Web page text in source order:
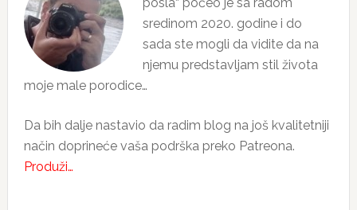
sredinom 2020. godine i do
sada ste mogli da vidite da na
njemu predstavljam stil života
moje male porodice…
Da bih dalje nastavio da radim blog na još kvalitetniji
način doprineće vaša podrška preko Patreona.
Produži…